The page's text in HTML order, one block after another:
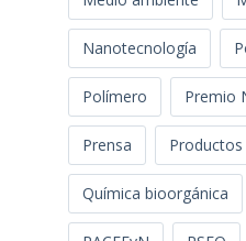
Nanotecnología
Polímero Premio
Prensa
Química bioorgánica